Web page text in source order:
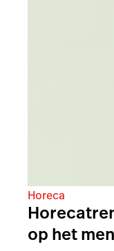
Horeca
op het